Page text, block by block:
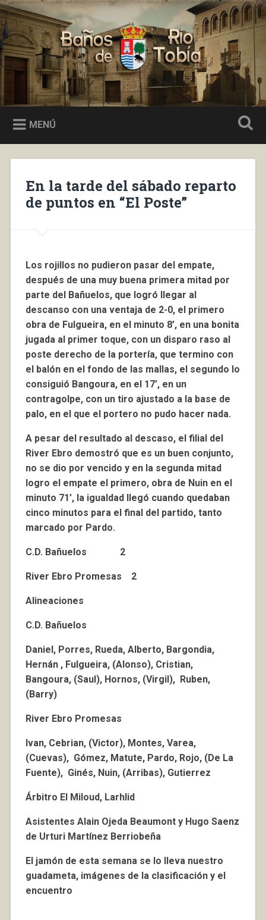
Saltar
al
contenido
Buscar
Baños de Río Tobía
MENÚ
En la tarde del sábado reparto
de puntos en “El Poste”
Los rojillos no pudieron pasar del empate,
después de una muy buena primera mitad por
parte del Bañuelos, que logró llegar al
descanso con una ventaja de 2-0, el primero
obra de Fulgueira, en el minuto 8’, en una bonita
jugada al primer toque, con un disparo raso al
poste derecho de la portería, que termino con
el balón en el fondo de las mallas, el segundo lo
consiguió Bangoura, en el 17’, en un
contragolpe, con un tiro ajustado a la base de
palo, en el que el portero no pudo hacer nada.
A pesar del resultado al descaso, el filial del
River Ebro demostró que es un buen conjunto,
no se dio por vencido y en la segunda mitad
logro el empate el primero, obra de Nuin en el
minuto 71’, la igualdad llegó cuando quedaban
cinco minutos para el final del partido, tanto
marcado por Pardo.
C.D. Bañuelos 2
River Ebro Promesas 2
Alineaciones
C.D. Bañuelos
Daniel, Porres, Rueda, Alberto, Bargondia,
Hernán , Fulgueira, (Alonso), Cristian,
Bangoura, (Saul), Hornos, (Virgil), Ruben,
(Barry)
River Ebro Promesas
Ivan, Cebrian, (Victor), Montes, Varea,
(Cuevas), Gómez, Matute, Pardo, Rojo, (De La
Fuente), Ginés, Nuin, (Arribas), Gutierrez
Árbitro El Miloud, Larhlid
Asistentes Alain Ojeda Beaumont y Hugo Saenz
de Urturi Martínez Berriobeña
El jamón de esta semana se lo lleva nuestro
guadameta, imágenes de la clasificación y el
encuentro